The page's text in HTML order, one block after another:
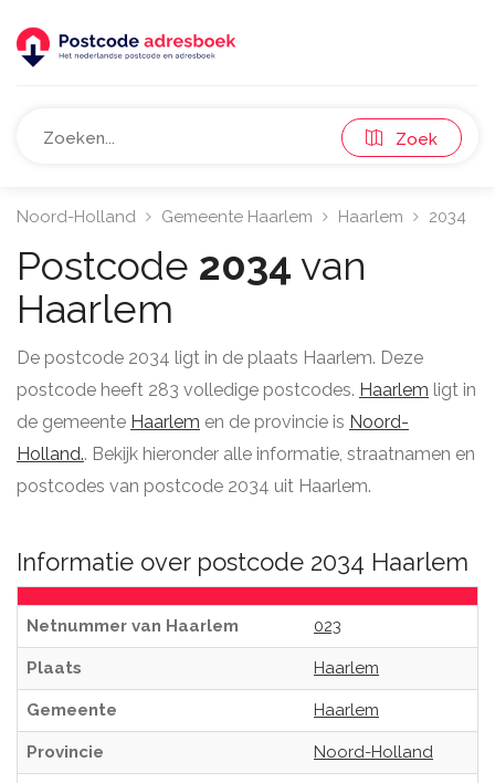
Zoek
Noord-Holland Gemeente Haarlem Haarlem 2034
Postcode 2034 van
Haarlem
De postcode 2034 ligt in de plaats Haarlem. Deze
postcode heeft 283 volledige postcodes. Haarlem ligt in
de gemeente Haarlem en de provincie is Noord-
Holland.. Bekijk hieronder alle informatie, straatnamen en
postcodes van postcode 2034 uit Haarlem.
Informatie over postcode 2034 Haarlem
Netnummer van Haarlem 023
Plaats Haarlem
Gemeente Haarlem
Provincie Noord-Holland